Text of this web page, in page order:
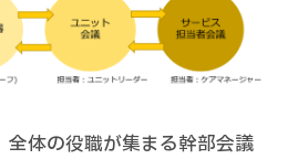
全体の役職が集まる幹部会議